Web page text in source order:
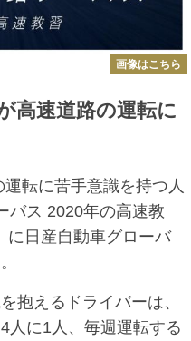
画像はこちら
高速道路の運転に
転に苦手意識を持つ人
バス 2020年の高速教
に日産自動車グローバ
抱えるドライバーは、
人に1人、毎週運転する